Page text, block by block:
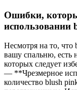
Ошибки,
использовании
Несмотря на то, что
вашу спальню, есть
которых следует
— **Чрезмерное
количество blush